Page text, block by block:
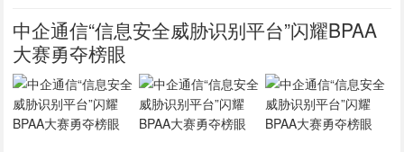
中企通信“信息安全威胁识别平台”闪耀BPAA
大赛勇夺榜眼